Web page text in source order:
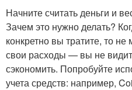
Начните считать деньги и
Зачем это нужно делать?
конкретно вы тратите, то
свои расходы — вы не
сэкономить. Попробуйте
учета средств: например,